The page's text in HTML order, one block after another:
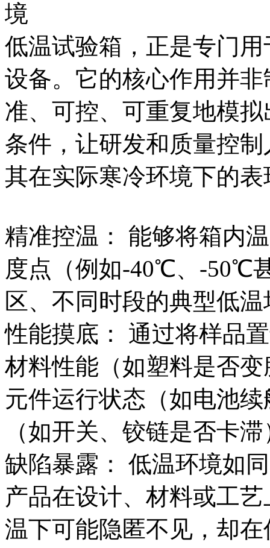
境
低温试验箱，正是专门
设备。它的核心作用并
准、可控、可重复地模
条件，让研发和质量控
其在实际寒冷环境下的表
精准控温： 能够将箱内
度点（例如-40℃、-50℃
区、不同时段的典型低
性能摸底： 通过将样品
材料性能（如塑料是否
元件运行状态（如电池
（如开关、铰链是否卡
缺陷暴露： 低温环境如
产品在设计、材料或工
温下可能隐匿不见，却